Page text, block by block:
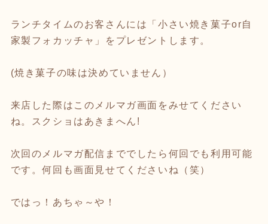
ランチタイムのお客さんには「小さい焼き菓子or自
家製フォカッチャ」をプレゼントします。
(焼き菓子の味は決めていません）
来店した際はこのメルマガ画面をみせてください
ね。スクショはあきまへん!
次回のメルマガ配信まででしたら何回でも利用可能
です。何回も画面見せてくださいね（笑）
ではっ！あちゃ～や！